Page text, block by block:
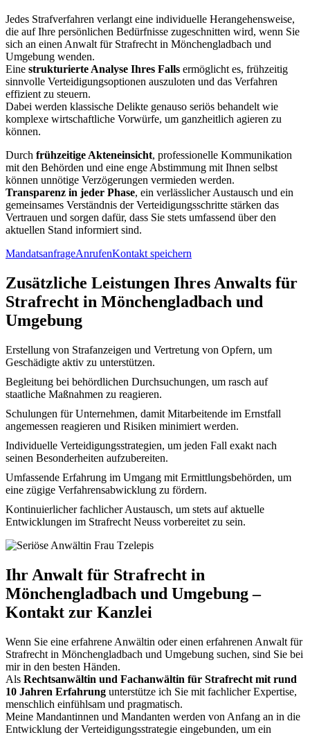
Jedes Strafverfahren verlangt eine individuelle Herangehensweise,
die auf Ihre persönlichen Bedürfnisse zugeschnitten wird, wenn Sie
sich an einen Anwalt für Strafrecht in Mönchengladbach und
Umgebung wenden.
Eine strukturierte Analyse Ihres Falls ermöglicht es, frühzeitig
sinnvolle Verteidigungsoptionen auszuloten und das Verfahren
effizient zu steuern.
Dabei werden klassische Delikte genauso seriös behandelt wie
komplexe wirtschaftliche Vorwürfe, um ganzheitlich agieren zu
können.
Durch frühzeitige Akteneinsicht, professionelle Kommunikation
mit den Behörden und eine enge Abstimmung mit Ihnen selbst
können unnötige Verzögerungen vermieden werden.
Transparenz in jeder Phase, ein verlässlicher Austausch und ein
gemeinsames Verständnis der Verteidigungsschritte stärken das
Vertrauen und sorgen dafür, dass Sie stets umfassend über den
aktuellen Stand informiert sind.
MandatsanfrageAnrufenKontakt speichern
Zusätzliche Leistungen Ihres Anwalts für
Strafrecht in Mönchengladbach und
Umgebung
Erstellung von Strafanzeigen und Vertretung von Opfern, um
Geschädigte aktiv zu unterstützen.
Begleitung bei behördlichen Durchsuchungen, um rasch auf
staatliche Maßnahmen zu reagieren.
Schulungen für Unternehmen, damit Mitarbeitende im Ernstfall
angemessen reagieren und Risiken minimiert werden.
Individuelle Verteidigungsstrategien, um jeden Fall exakt nach
seinen Besonderheiten aufzubereiten.
Umfassende Erfahrung im Umgang mit Ermittlungsbehörden, um
eine zügige Verfahrensabwicklung zu fördern.
Kontinuierlicher fachlicher Austausch, um stets auf aktuelle
Entwicklungen im Strafrecht Neuss vorbereitet zu sein.
Ihr Anwalt für Strafrecht in
Mönchengladbach und Umgebung –
Kontakt zur Kanzlei
Wenn Sie eine erfahrene Anwältin oder einen erfahrenen Anwalt für
Strafrecht in Mönchengladbach und Umgebung suchen, sind Sie bei
mir in den besten Händen.
Als Rechtsanwältin und Fachanwältin für Strafrecht mit rund
10 Jahren Erfahrung unterstütze ich Sie mit fachlicher Expertise,
menschlich einfühlsam und pragmatisch.
Meine Mandantinnen und Mandanten werden von Anfang an in die
Entwicklung der Verteidigungsstrategie eingebunden, um ein